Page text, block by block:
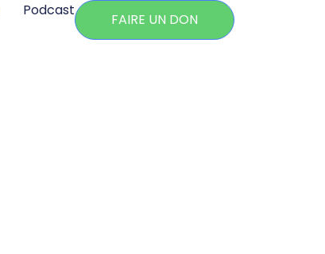
Podcast
FAIRE UN DON